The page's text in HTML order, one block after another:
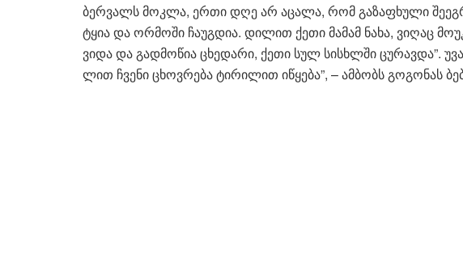
ბერ­ვალს მოკ­ლა, ერთი დღე არ აცა­ლა, რომ გა­ზა­ფხუ­ლი
ტყია და ორ­მო­ში ჩა­უგ­დია. დი­ლით ქეთი მა­მამ ნახა, ვი­ღაც
ვი­და და გად­მო­წია ცხე­და­რი, ქეთი სულ სის­ხლში ცუ­რავ­და”.
ლით ჩვე­ნი ცხოვ­რე­ბა ტი­რი­ლით იწყე­ბა”, – ამ­ბობს გო­გო­ნას